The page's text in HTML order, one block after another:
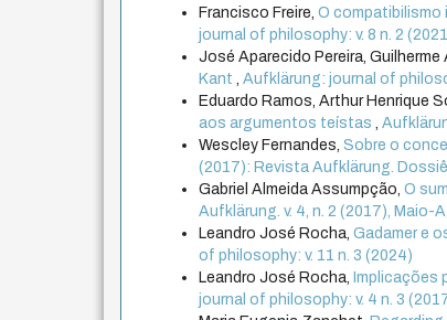
Francisco Freire,O compatibilismo
journal of philosophy: v. 8 n. 2
José Aparecido Pereira,
Kant
,Aufklärung: journal of
Eduardo Ramos, Arthur Henrique
aos argumentos teístas
,
Wescley Fernandes,Sobre o
(2017): Revista Aufklärung.
Gabriel Almeida Assumpção,O
Aufklärung. v. 4, n. 2 (2017), Maio-
Leandro José Rocha,Gadamer e
of philosophy: v. 11 n. 3 (2024)
Leandro José Rocha, Implicações
journal of philosophy: v. 4 n. 3